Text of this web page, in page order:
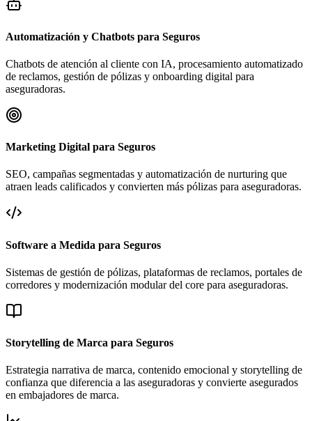
Automatización y Chatbots para Seguros
Chatbots de atención al cliente con IA, procesamiento automatizado
de reclamos, gestión de pólizas y onboarding digital para
aseguradoras.
Marketing Digital para Seguros
SEO, campañas segmentadas y automatización de nurturing que
atraen leads calificados y convierten más pólizas para aseguradoras.
Software a Medida para Seguros
Sistemas de gestión de pólizas, plataformas de reclamos, portales de
corredores y modernización modular del core para aseguradoras.
Storytelling de Marca para Seguros
Estrategia narrativa de marca, contenido emocional y storytelling de
confianza que diferencia a las aseguradoras y convierte asegurados
en embajadores de marca.